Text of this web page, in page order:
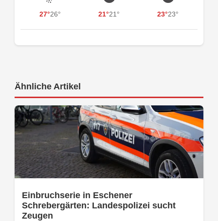
27°26° 21°21° 23°23°
Ähnliche Artikel
Einbruchserie in Eschener
Schrebergärten: Landespolizei sucht
Zeugen